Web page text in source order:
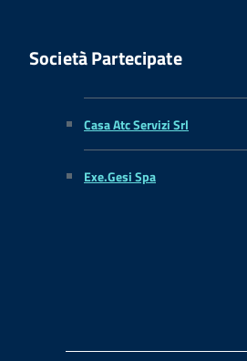
Società Partecipate
Casa Atc Servizi Srl
Exe.Gesi Spa